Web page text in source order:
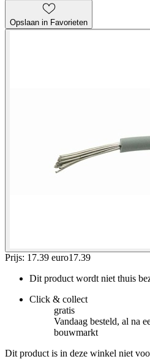
Opslaan in Favorieten
Prijs: 17.39 euro17.39
Dit product wordt niet thuis
Click & collect
gratis
Vandaag besteld, al na
bouwmarkt
Dit product is in deze winkel niet